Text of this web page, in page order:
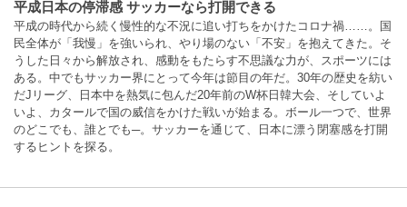
平成日本の停滞感 サッカーなら打開できる
平成の時代から続く慢性的な不況に追い打ちをかけたコロナ禍……。国
民全体が「我慢」を強いられ、やり場のない「不安」を抱えてきた。そ
うした日々から解放され、感動をもたらす不思議な力が、スポーツには
ある。中でもサッカー界にとって今年は節目の年だ。30年の歴史を紡い
だJリーグ、日本中を熱気に包んだ20年前のW杯日韓大会、そしていよ
いよ、カタールで国の威信をかけた戦いが始まる。ボール一つで、世界
のどこでも、誰とでも─。サッカーを通じて、日本に漂う閉塞感を打開
するヒントを探る。